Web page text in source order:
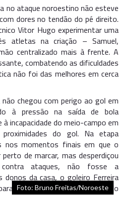
no ataque noroestino não esteve
dores no tendão do pé direito.
Vitor Hugo experimentar uma
atletas na criação – Samuel,
centralizado mais à frente. A
combatendo as dificuldades
não foi das melhores em cerca
chegou com perigo ao gol em
à pressão na saída de bola
incapacidade do meio-campo em
do gol. Na etapa
nos momentos finais em que o
de marcar, mas desperdiçou
ataques, não fosse a
donos da casa, o goleiro Ferreira
evitar a famosa sentença do
Foto: Bruno Freitas/Noroeste